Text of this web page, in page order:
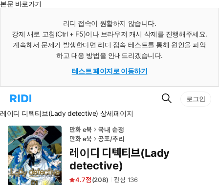
본문 바로가기
리디 접속이 원활하지 않습니다.
강제 새로 고침(Ctrl + F5)이나 브라우저 캐시 삭제를 진행해주세요.
계속해서 문제가 발생한다면 리디 접속 테스트를 통해 원인을 파악
하고 대응 방법을 안내드리겠습니다.
테스트 페이지로 이동하기
리
홈
로
이
동
검
로그인
레이디 디텍티브(Lady detective) 상세페이지
만화 e북
국내 순정
만화 e북
공포/추리
레이디 디텍티브(Lady
detective)
4.7 (208) 관심 136